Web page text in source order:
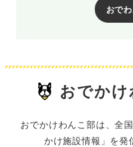
おで
おでか
おでかけわんこ部は、全
かけ施設情報」を発